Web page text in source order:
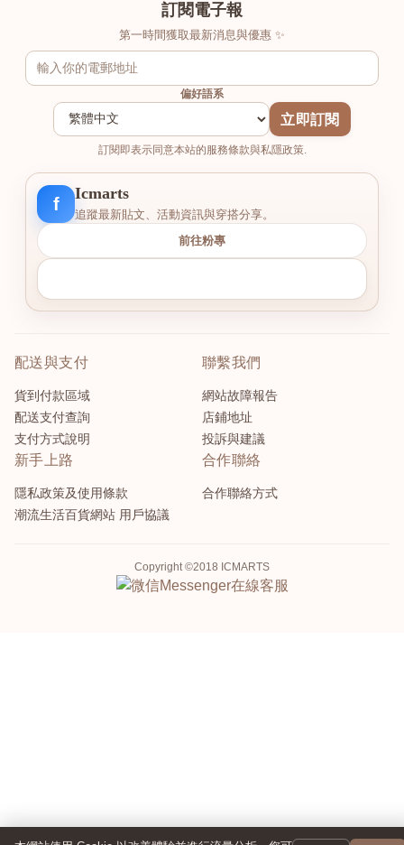
訂閱電子報
第一時間獲取最新消息與優惠 ✨
偏好語系
立即訂閱
訂閱即表示同意本站的服務條款與私隱政策.
f
Icmarts
追蹤最新貼文、活動資訊與穿搭分享。
前往粉專
配送與支付
貨到付款區域
配送支付查詢
支付方式說明
聯繫我們
網站故障報告
店鋪地址
投訴與建議
新手上路
隱私政策及使用條款
潮流生活百貨網站 用戶協議
合作聯絡
合作聯絡方式
Copyright ©2018 ICMARTS
Messenger在線客服